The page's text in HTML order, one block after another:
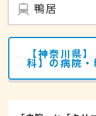
鴨居
【神奈川県
科】の病院